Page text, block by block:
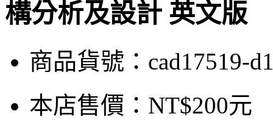
構分析及設計 英文版
商品貨號：cad17519-
本店售價： NT$200元